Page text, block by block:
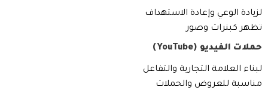
لزيادة الوعي وإعادة الاستهداف
تظهر كبنرات وصور
حملات الفيديو (YouTube)
لبناء العلامة التجارية والتفاعل
مناسبة للعروض والحملات